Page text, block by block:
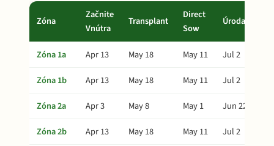
Zóna
Začnite
Vnútra
Transplant
Direct
Sow
Úroda
Zóna 1a Apr 13 May 18 May 11
Jul 2
Zóna 1b
Apr 13 May 18 May 11
Jul 2
Zóna 2a
Apr 3 May 8 May 1
Jun 22
Zóna 2b
Apr 13 May 18 May 11
Jul 2